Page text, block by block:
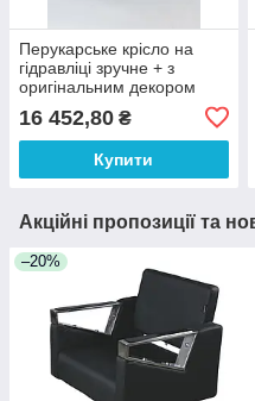
Перукарське крісло на
гідравліці зручне + з
оригінальним декором
для клієнтів салону краси
Perfetto VM877
16 452,80 ₴
Купити
Акційні пропозиції та
–20%